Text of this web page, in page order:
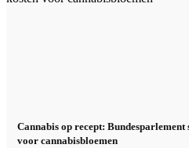
Cannabis op recept:
voor cannabisbloemen